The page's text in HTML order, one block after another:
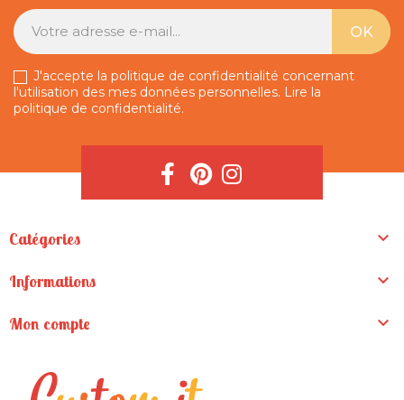
J'accepte la politique de confidentialité concernant
l'utilisation des mes données personnelles. Lire la
politique de confidentialité.
Catégories 
Informations 
Mon compte 